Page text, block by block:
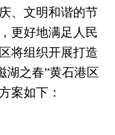
、文明和谐的节
更好地满足人民
区将组织开展打造
之春”黄石港区
案如下 ：